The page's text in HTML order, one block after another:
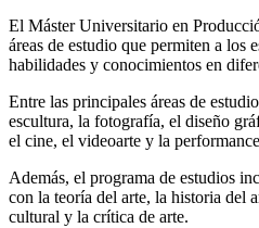
El Máster Universitario en
áreas de estudio que permiten a los
habilidades y conocimientos en
Entre las principales áreas de
escultura, la fotografía, el diseño
el cine, el videoarte y la
Además, el programa de estudios
con la teoría del arte, la historia del
cultural y la crítica de arte.